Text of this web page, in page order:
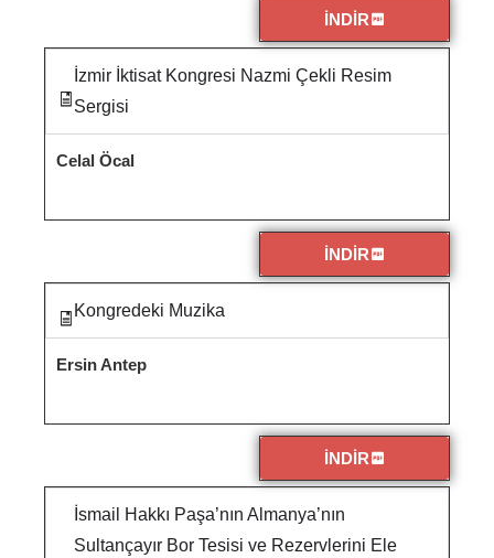
İNDİR
İzmir İktisat Kongresi Nazmi Çekli Resim
Sergisi
Celal Öcal
İNDİR
Kongredeki Muzika
Ersin Antep
İNDİR
İsmail Hakkı Paşa’nın Almanya’nın
Sultançayır Bor Tesisi ve Rezervlerini Ele